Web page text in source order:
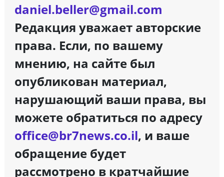
daniel.beller@gmail.com
Редакция уважает авторские
права. Если, по вашему
мнению, на сайте был
опубликован материал,
нарушающий ваши права, вы
можете обратиться по адресу
office@br7news.co.il, и ваше
обращение будет
рассмотрено в кратчайшие